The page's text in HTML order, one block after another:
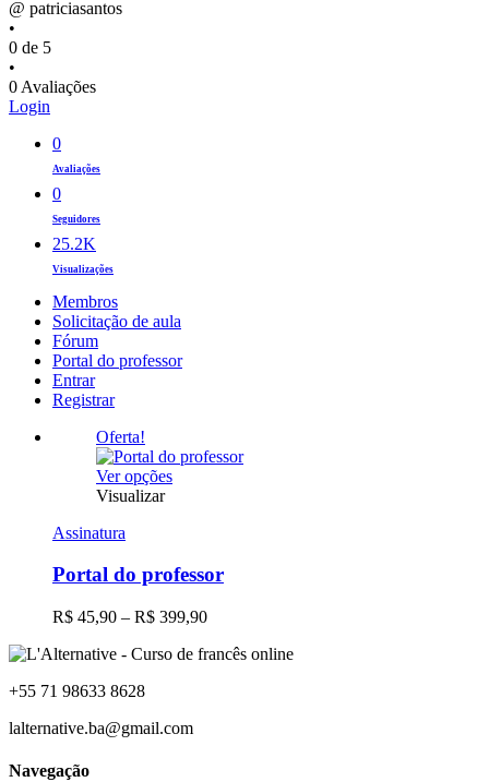
@ patriciasantos
•
0 de 5
•
0 Avaliações
Login
0
Avaliações
0
Seguidores
25.2K
Visualizações
Membros
Solicitação de aula
Fórum
Portal do professor
Entrar
Registrar
Oferta!
Ver opçõesEste
As
podem
escolhidas
produto
Visualizar
Assinatura
Portal do professor
R$ 45,90 – R$ 399,90Faixa
preço:
+55 71 98633 8628
lalternative.ba@gmail.com
Navegação